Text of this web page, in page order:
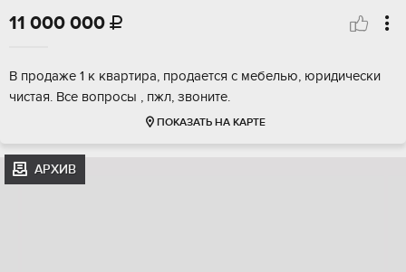
11 000 000 
В продаже 1 к квартира, продается с мебелью, юридически
чистая. Все вопросы , пжл, звоните.
ПОКАЗАТЬ НА КАРТЕ
АРХИВ